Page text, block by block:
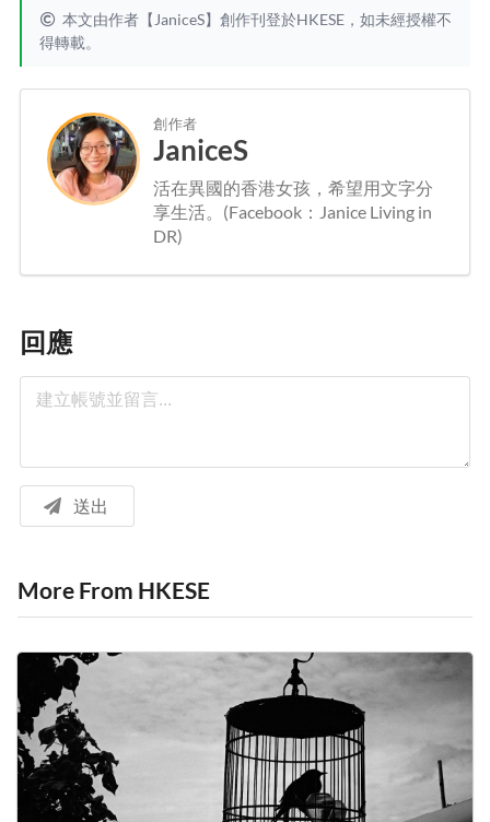
本文由作者【JaniceS】創作刊登於HKESE，如未經授權不
得轉載。
創作者
JaniceS
活在異國的香港女孩，希望用文字分
享生活。(Facebook：Janice Living in
DR)
回應
送出
More From HKESE